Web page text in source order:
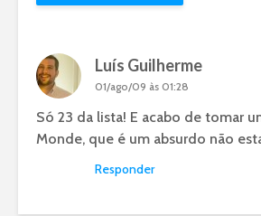
Luís Guilherme
01/ago/09 às 01:28
Só 23 da lista! E acabo de tomar
Monde, que é um absurdo não
Responder